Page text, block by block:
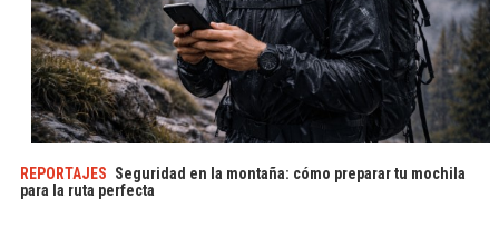
REPORTAJES Seguridad en la montaña: cómo preparar tu mochila
para la ruta perfecta